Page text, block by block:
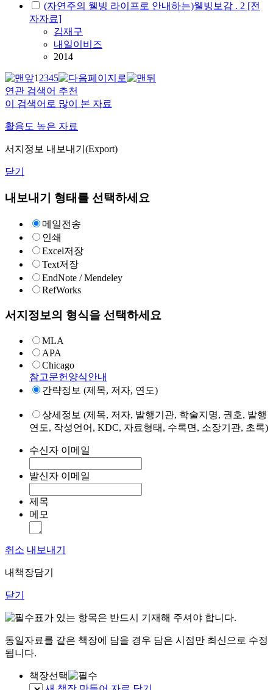
(자연주의 웰빙 라이프로 안내하는)웰빙보감 . 2 [전
자자료]
김재구
내일이비즈
2014
12345
연관 검색어 추천
이 검색어로 많이 본 자료
활용도 높은 자료
서지정보 내보내기(Export)
닫기
내보내기 형태를 선택하세요
메일전송
인쇄
Excel저장
Text저장
EndNote / Mendeley
RefWorks
서지정보의 형식을 선택하세요
MLA
APA
Chicago
참고문헌양식안내
간략정보 (제목, 저자, 연도)
상세정보 (제목, 저자, 발행기관, 학술지명, 권호, 발행
연도, 작성언어, KDC, 자료형태, 수록면, 소장기관, 초록)
수신자 이메일
발신자 이메일
제목
메모
취소 내보내기
내책장담기
닫기
표가 있는 항목은 반드시 기재해 주셔야 합니다.
동일자료를 같은 책장에 담을 경우 담은 시점만 최신으로 수정
됩니다.
책장선택